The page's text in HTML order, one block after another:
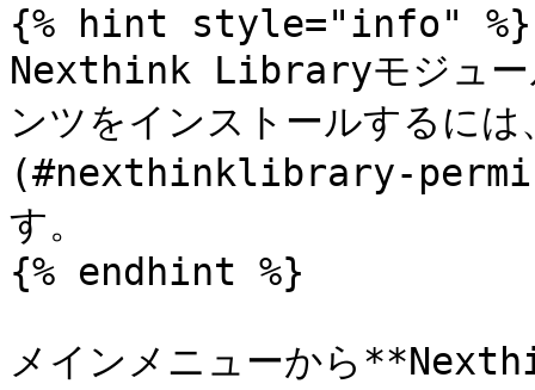
{% hint style="info" %}
Nexthink Libraryモジュー
ンツをインストールするに
(#nexthinklibrary-
す。
{% endhint %}
メインメニューから